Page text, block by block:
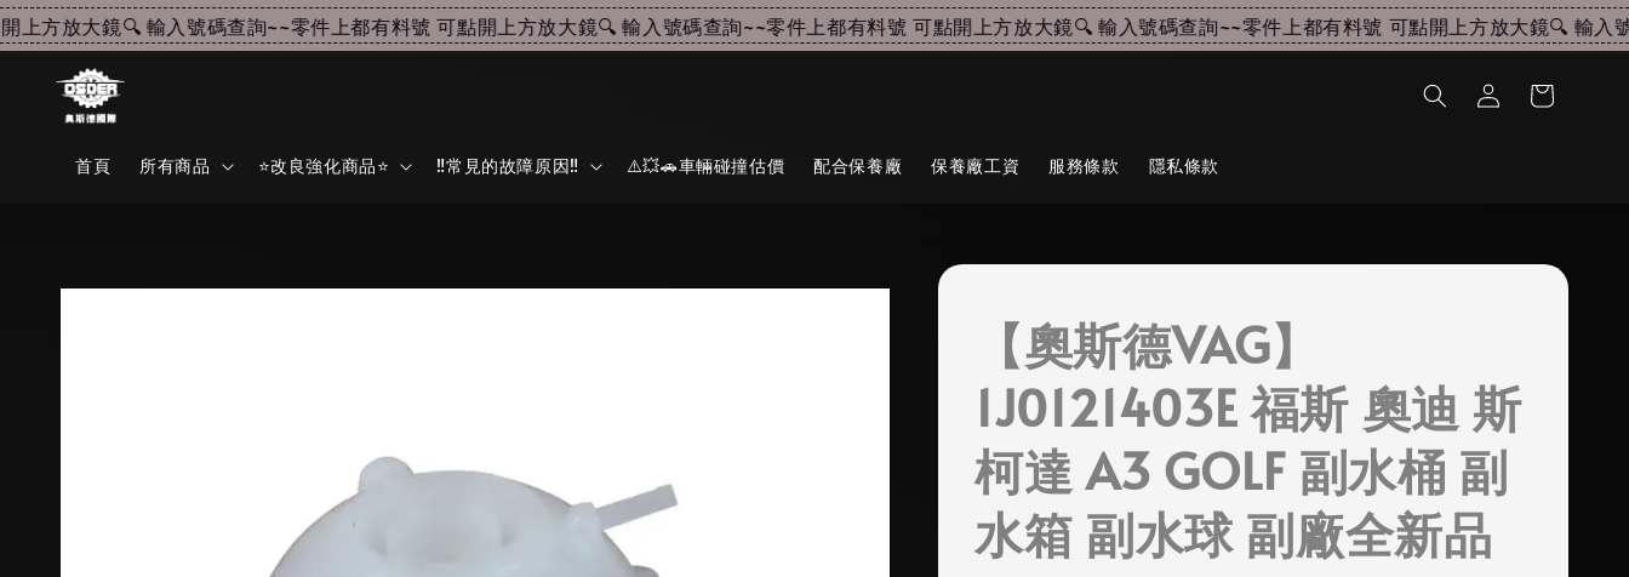
方放大鏡🔍 輸入號碼查詢~~零件上都有料號 可點開上方放大鏡🔍 輸入號碼查詢~~零件上都有料號 可點開上方放大鏡🔍 輸入號碼查詢~~零件上都有料號 可點開上方放大鏡🔍 輸入號
首頁 所有商品 ⭐改良強化商品⭐ ‼️常見的故障原因‼️ ⚠️💥🚗車輛碰撞估價 配合保養廠 保養廠工資 服務條款 隱私條款
【奧斯德VAG】
1J0121403E 福斯 奧迪 斯
柯達 A3 GOLF 副水桶 副
水箱 副水球 副廠全新品